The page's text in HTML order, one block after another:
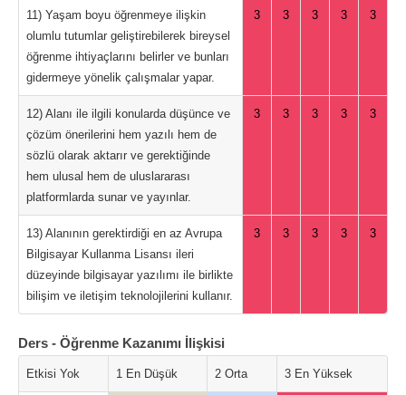
11) Yaşam boyu öğrenmeye ilişkin
olumlu tutumlar geliştirebilerek bireysel
öğrenme ihtiyaçlarını belirler ve bunları
gidermeye yönelik çalışmalar yapar.
3 3 3 3 3
12) Alanı ile ilgili konularda düşünce ve
çözüm önerilerini hem yazılı hem de
sözlü olarak aktarır ve gerektiğinde
hem ulusal hem de uluslararası
platformlarda sunar ve yayınlar.
3 3 3 3 3
13) Alanının gerektirdiği en az Avrupa
Bilgisayar Kullanma Lisansı ileri
düzeyinde bilgisayar yazılımı ile birlikte
bilişim ve iletişim teknolojilerini kullanır.
3 3 3 3 3
Ders - Öğrenme Kazanımı İlişkisi
Etkisi Yok 1 En Düşük 2 Orta 3 En Yüksek